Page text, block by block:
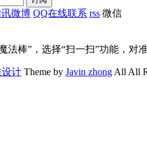
微博 QQ在线联系 rss 微信
法棒”，选择“扫一扫”功能，对
计 Theme by Javin zhong All All